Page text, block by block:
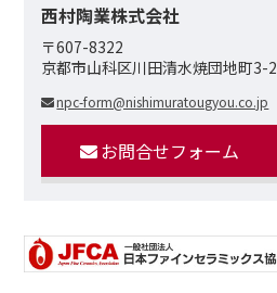
西村陶業株式会社
〒607-8322
京都市山科区川田清水焼団地町3-2
npc-form@nishimuratougyou.co.jp
お問合せフォーム